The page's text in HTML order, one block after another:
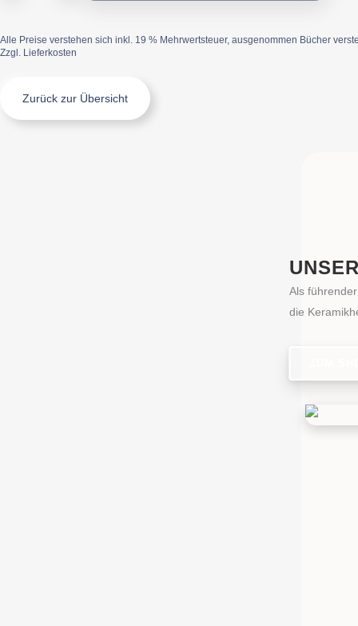
Alle Preise verstehen sich inkl. 19 % Mehrwertsteuer, ausgenommen Bücher
Zzgl. Lieferkosten
Zurück zur Übersicht
Als
die